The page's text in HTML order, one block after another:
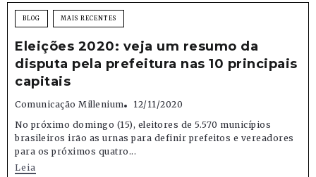
BLOG MAIS RECENTES
Eleições 2020: veja um resumo da
disputa pela prefeitura nas 10 principais
capitais
Comunicação Millenium
12/11/2020
No próximo domingo (15), eleitores de 5.570 municípios
brasileiros irão as urnas para definir prefeitos e vereadores
para os próximos quatro...
Leia